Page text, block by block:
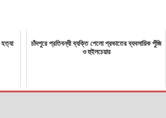
হত্যা
চাঁদপুরে প্রতিবন্ধী ব্যক্তি পেলো প্রভাতের ব্যবসায়িক পুঁজি
ও হুইলচেয়ার